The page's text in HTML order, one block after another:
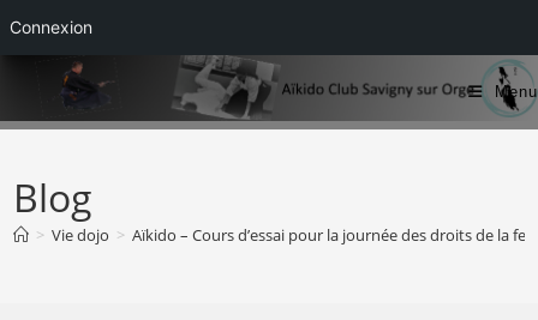
Connexion
content
Menu
Blog
> Vie dojo > Aïkido – Cours d’essai pour la journée des droits de la